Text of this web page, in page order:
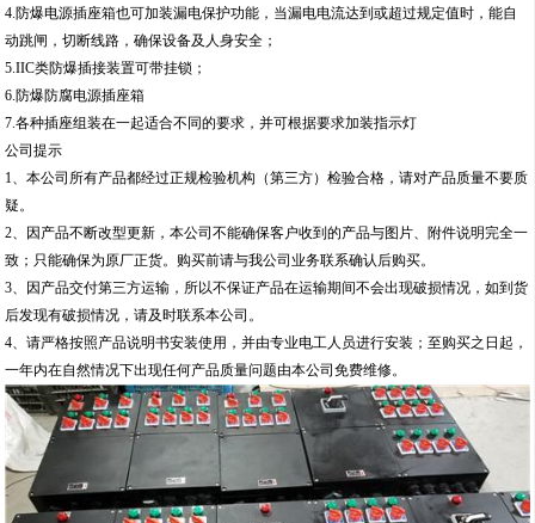
4.防爆电源插座箱也可加装漏电保护功能，当漏电电流达到或超过规定值时，能自
动跳闸，切断线路，确保设备及人身安全；
5.IIC类防爆插接装置可带挂锁；
6.防爆防腐电源插座箱
7.各种插座组装在一起适合不同的要求，并可根据要求加装指示灯
公司提示
1、本公司所有产品都经过正规检验机构（第三方）检验合格，请对产品质量不要质
疑。
2、因产品不断改型更新，本公司不能确保客户收到的产品与图片、附件说明完全一
致；只能确保为原厂正货。购买前请与我公司业务联系确认后购买。
3、因产品交付第三方运输，所以不保证产品在运输期间不会出现破损情况，如到货
后发现有破损情况，请及时联系本公司。
4、请严格按照产品说明书安装使用，并由专业电工人员进行安装；至购买之日起，
一年内在自然情况下出现任何产品质量问题由本公司免费维修。